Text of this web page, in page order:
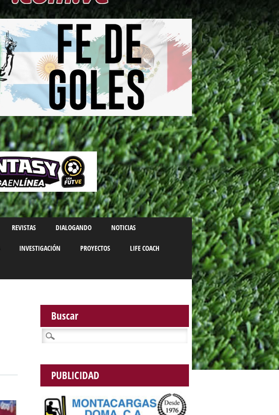
REVISTAS DIALOGANDO NOTICIAS
INVESTIGACIÓN PROYECTOS LIFE COACH
Buscar
Buscar:
PUBLICIDAD